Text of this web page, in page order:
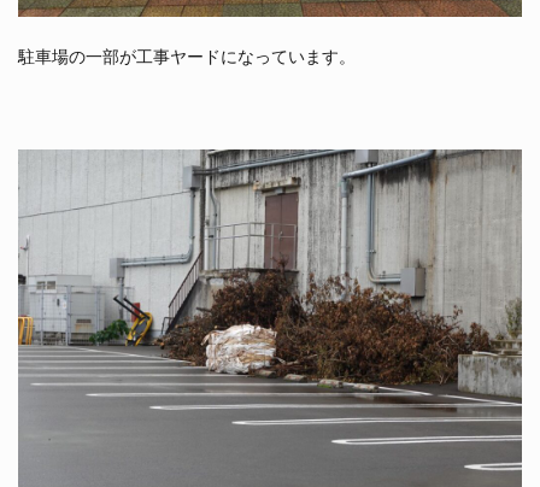
駐車場の一部が工事ヤードになっています。